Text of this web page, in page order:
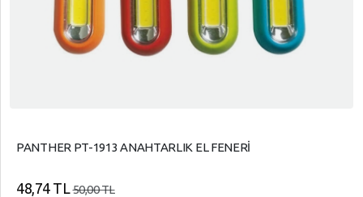
PANTHER PT-1913 ANAHTARLIK EL FENERİ
48,74 TL50,00 TL